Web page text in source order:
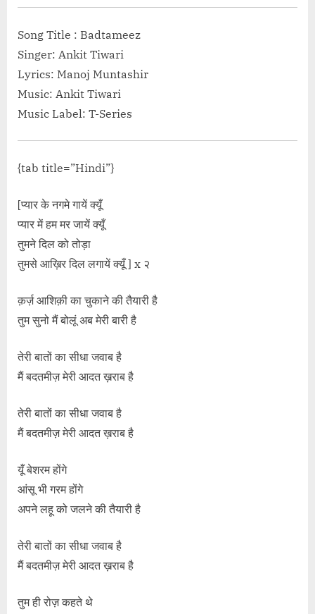
Song Title : Badtameez
Singer: Ankit Tiwari
Lyrics: Manoj Muntashir
Music: Ankit Tiwari
Music Label: T-Series
{tab title=”Hindi”}
[प्यार के नगमे गायें क्यूँ
प्यार में हम मर जायें क्यूँ
तुमने दिल को तोड़ा
तुमसे आख़िर दिल लगायें क्यूँ ] x २
क़र्ज़ आशिक़ी का चुकाने की तैयारी है
तुम सुनो मैं बोलूं अब मेरी बारी है
तेरी बातों का सीधा जवाब है
मैं बदतमीज़ मेरी आदत ख़राब है
तेरी बातों का सीधा जवाब है
मैं बदतमीज़ मेरी आदत ख़राब है
यूँ बेशरम होंगे
आंसू भी गरम होंगे
अपने लहू को जलने की तैयारी है
तेरी बातों का सीधा जवाब है
मैं बदतमीज़ मेरी आदत ख़राब है
तुम ही रोज़ कहते थे